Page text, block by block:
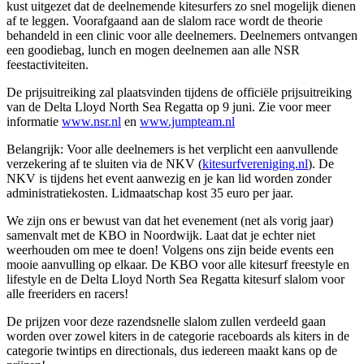
kust uitgezet dat de deelnemende kitesurfers zo snel mogelijk dienen
af te leggen. Voorafgaand aan de slalom race wordt de theorie
behandeld in een clinic voor alle deelnemers. Deelnemers ontvangen
een goodiebag, lunch en mogen deelnemen aan alle NSR
feestactiviteiten.
De prijsuitreiking zal plaatsvinden tijdens de officiële prijsuitreiking
van de Delta Lloyd North Sea Regatta op 9 juni. Zie voor meer
informatie www.nsr.nl en www.jumpteam.nl
Belangrijk: Voor alle deelnemers is het verplicht een aanvullende
verzekering af te sluiten via de NKV (kitesurfvereniging.nl). De
NKV is tijdens het event aanwezig en je kan lid worden zonder
administratiekosten. Lidmaatschap kost 35 euro per jaar.
We zijn ons er bewust van dat het evenement (net als vorig jaar)
samenvalt met de KBO in Noordwijk. Laat dat je echter niet
weerhouden om mee te doen! Volgens ons zijn beide events een
mooie aanvulling op elkaar. De KBO voor alle kitesurf freestyle en
lifestyle en de Delta Lloyd North Sea Regatta kitesurf slalom voor
alle freeriders en racers!
De prijzen voor deze razendsnelle slalom zullen verdeeld gaan
worden over zowel kiters in de categorie raceboards als kiters in de
categorie twintips en directionals, dus iedereen maakt kans op de